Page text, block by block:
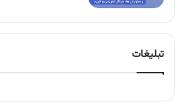
تبلیغات